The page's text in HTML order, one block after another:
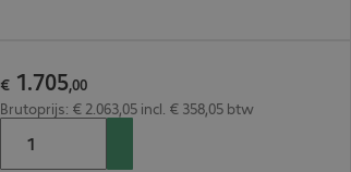
€ 1.705,00
Brutoprijs: € 2.063,05 incl. € 358,05 btw